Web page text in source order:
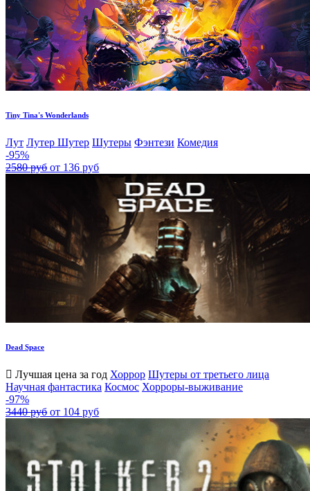
Tiny Tina's Wonderlands
Лут Лутер Шутер Шутеры Фэнтези Комедия
-95%
2580 руб от 136 руб
Dead Space
Лучшая цена за год Хоррор Шутеры от третьего лица
Научная фантастика Космос Хорроры-выживание
-97%
3440 руб от 104 руб